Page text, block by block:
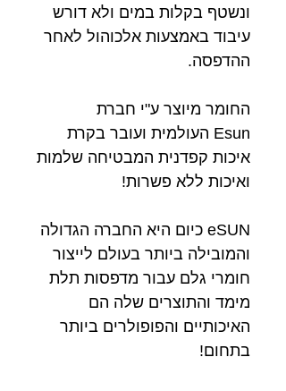
ונשטף בקלות במים ולא דורש
עיבוד באמצעות אלכוהול לאחר
ההדפסה.
החומר מיוצר ע"י חברת
Esun העולמית ועובר בקרת
איכות קפדנית המבטיחה שלמות
ואיכות ללא פשרות!
eSUN כיום היא החברה הגדולה
והמובילה ביותר בעולם לייצור
חומרי גלם עבור מדפסות תלת
מימד והתוצרים שלה הם
האיכותיים והפופולרים ביותר
בתחום!